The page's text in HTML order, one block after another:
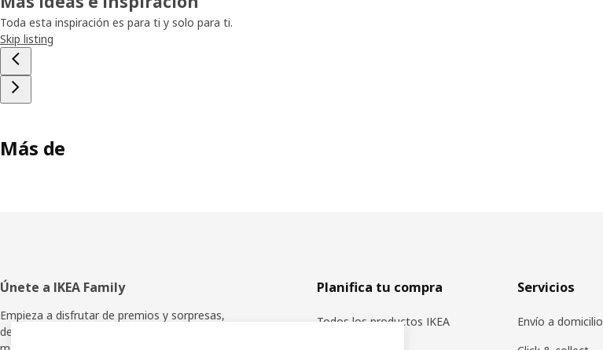
Toda esta inspiración es para ti y solo para ti.
Skip listing
Más de
Pie
de
página
Únete a IKEA Family
Empieza a disfrutar de premios y sorpresas,
descuentos especiales y muchas ventajas
Planifica tu compra
Todos los productos IKEA
Servicios
Envío a domicilio